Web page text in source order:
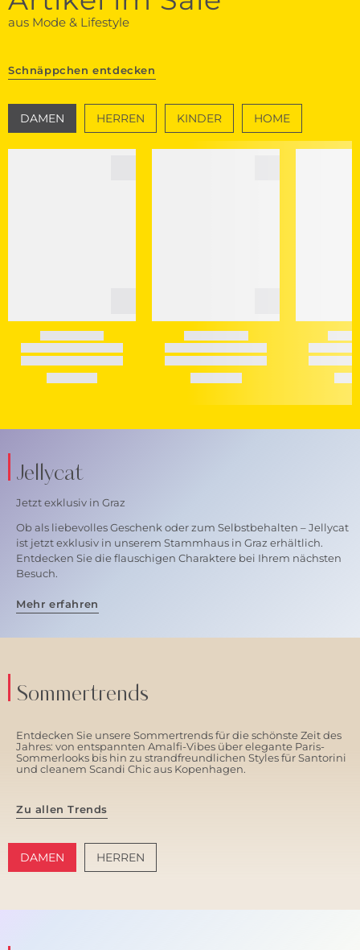
aus Mode & Lifestyle
Schnäppchen entdecken
DAMEN HERREN KINDER HOME
Jellycat
Jetzt exklusiv in Graz
Ob als liebevolles Geschenk oder zum Selbstbehalten – Jellycat
ist jetzt exklusiv in unserem Stammhaus in Graz erhältlich.
Entdecken Sie die flauschigen Charaktere bei Ihrem nächsten
Besuch.
Mehr erfahren
Sommertrends
Entdecken Sie unsere Sommertrends für die schönste Zeit des
Jahres: von entspannten Amalfi-Vibes über elegante Paris-
Sommerlooks bis hin zu strandfreundlichen Styles für Santorini
und cleanem Scandi Chic aus Kopenhagen.
Zu allen Trends
DAMEN HERREN